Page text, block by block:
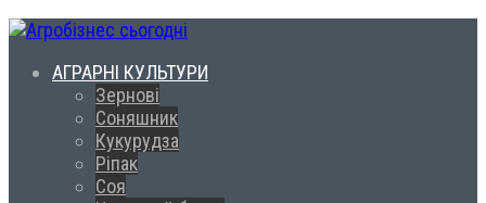
АГРАРНІ КУЛЬТУРИ
Зернові
Соняшник
Кукурудза
Ріпак
Соя